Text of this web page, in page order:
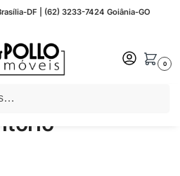
DF | (62) 3233-7424 Goiânia-GO
0